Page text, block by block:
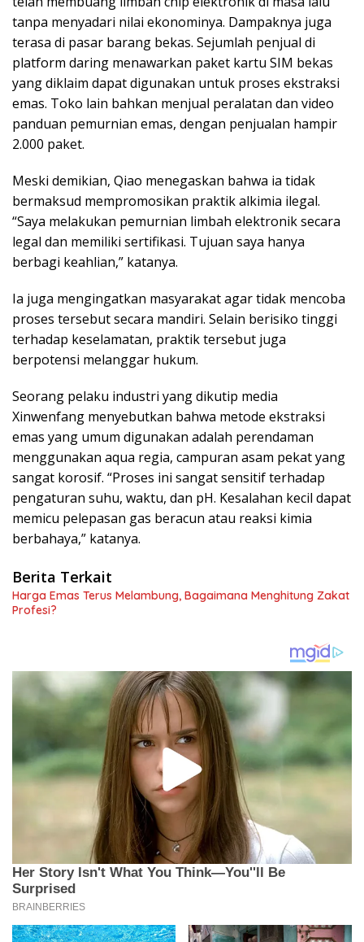
tanpa menyadari nilai ekonominya. Dampaknya juga
terasa di pasar barang bekas. Sejumlah penjual di
platform daring menawarkan paket kartu SIM bekas
yang diklaim dapat digunakan untuk proses ekstraksi
emas. Toko lain bahkan menjual peralatan dan video
panduan pemurnian emas, dengan penjualan hampir
2.000 paket.
Meski demikian, Qiao menegaskan bahwa ia tidak
bermaksud mempromosikan praktik alkimia ilegal.
“Saya melakukan pemurnian limbah elektronik secara
legal dan memiliki sertifikasi. Tujuan saya hanya
berbagi keahlian,” katanya.
Ia juga mengingatkan masyarakat agar tidak mencoba
proses tersebut secara mandiri. Selain berisiko tinggi
terhadap keselamatan, praktik tersebut juga
berpotensi melanggar hukum.
Seorang pelaku industri yang dikutip media
Xinwenfang menyebutkan bahwa metode ekstraksi
emas yang umum digunakan adalah perendaman
menggunakan aqua regia, campuran asam pekat yang
sangat korosif. “Proses ini sangat sensitif terhadap
pengaturan suhu, waktu, dan pH. Kesalahan kecil dapat
memicu pelepasan gas beracun atau reaksi kimia
berbahaya,” katanya.
Berita Terkait
Harga Emas Terus Melambung, Bagaimana Menghitung Zakat
Profesi?